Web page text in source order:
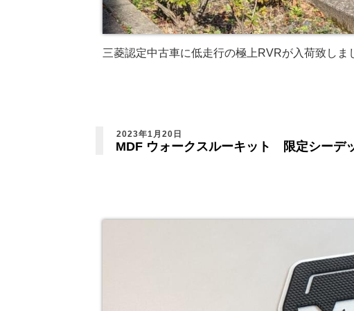
三菱認定中古車に低走行の極上RVRが入荷致しま
2023年1月20日
MDF ウォークスルーキット 限定シーデ